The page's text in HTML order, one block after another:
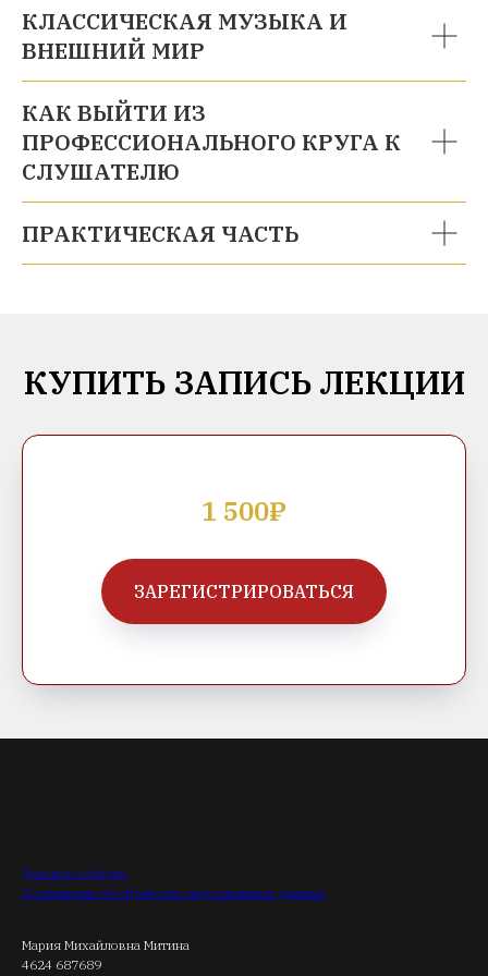
КЛАССИЧЕСКАЯ МУЗЫКА И
ВНЕШНИЙ МИР
КАК ВЫЙТИ ИЗ
ПРОФЕССИОНАЛЬНОГО КРУГА К
СЛУШАТЕЛЮ
ПРАКТИЧЕСКАЯ ЧАСТЬ
КУПИТЬ ЗАПИСЬ ЛЕКЦИИ
1 500₽
ЗАРЕГИСТРИРОВАТЬСЯ
Договор-оферта
Соглашение об обработке персональных данных
Мария Михайловна Митина
4624 687689